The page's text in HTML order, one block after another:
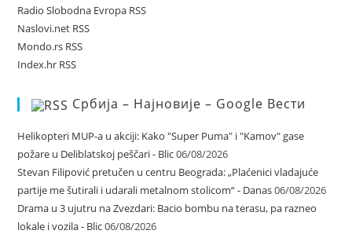
Radio Slobodna Evropa RSS
Naslovi.net RSS
Mondo.rs RSS
Index.hr RSS
Србија – Најновије – Google Вести
Helikopteri MUP-a u akciji: Kako "Super Puma" i "Kamov" gase
požare u Deliblatskoj peščari - Blic06/08/2026
Stevan Filipović pretučen u centru Beograda: „Plaćenici vladajuće
partije me šutirali i udarali metalnom stolicom“ - Danas06/08/2026
Drama u 3 ujutru na Zvezdari: Bacio bombu na terasu, pa razneo
lokale i vozila - Blic06/08/2026